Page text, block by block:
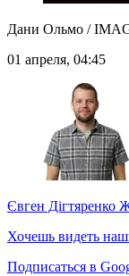
Дани Ольмо /
01 апреля, 04:45
Євген Дігтяренко
Хочешь видеть
Подписаться в